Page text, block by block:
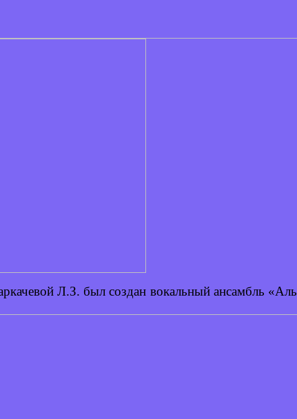
Л.З. был создан вокальный ансамбль